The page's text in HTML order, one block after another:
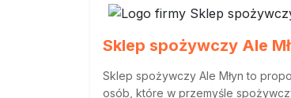
Sklep spożywczy Ale
Sklep spożywczy Ale Młyn to
osób, które w przemyśle